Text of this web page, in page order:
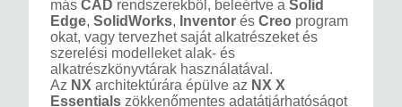
más CAD rendszerekből, beleértve a Solid
Edge, SolidWorks, Inventor és Creo program
okat, vagy tervezhet saját alkatrészeket és
szerelési modelleket alak- és
alkatrészkönyvtárak használatával.
Az NX architektúrára épülve az NX X
Essentials zökkenőmentes adatátjárhatóságot